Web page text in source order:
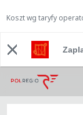
Koszt wg taryfy